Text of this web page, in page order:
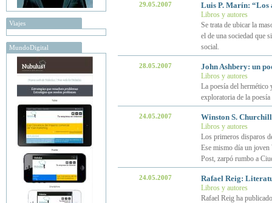
Viajes
MundoDigital
29.05.2007 Luis P. Marín: “Los
Libros y autores
Se trata de ubicar la
el de una sociedad que
social.
28.05.2007 John Ashbery: un
Libros y autores
La poesía del hermético
exploratoria de la
24.05.2007 Winston S.
Libros y autores
Los primeros disparos
Ese mismo día un
Post, zarpó rumbo a
24.05.2007 Rafael Reig:
Libros y autores
Rafael Reig ha